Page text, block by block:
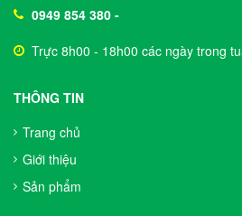
0949 854 380 -
Trực 8h00 - 18h00 các ngày trong
THÔNG TIN
Trang chủ
Giới thiệu
Sản phẩm